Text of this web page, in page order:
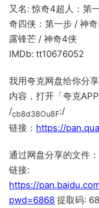
又名: 惊奇4超人：第
奇四侠：第一步 / 神
露锋芒 / 神奇4侠
IMDb: tt10676052
我用夸克网盘给你分
内容，打开「夸克APP
/cb8d38Ou8F:/
链接： https://
通过网盘分享的文件
链接:
https://
pwd=6868 提取码: